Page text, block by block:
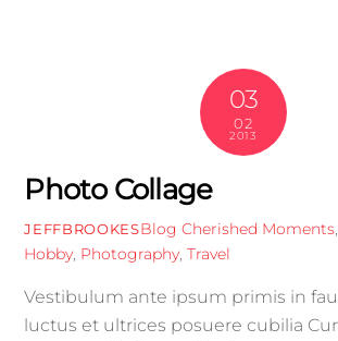
03
02
2013
Photo Collage
JEFFBROOKESBlog Cherished Moments,
Hobby, Photography,Travel
Vestibulum ante ipsum primis in
luctus et ultrices posuere cubilia